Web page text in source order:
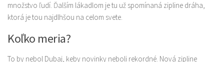
množstvo ľudí. Ďalším lákadlom je tu už spomínaná zipline dráha,
ktorá je tou najdlhšou na celom svete.
Koľko meria?
To by nebol Dubaj, keby novinky neboli rekordné. Nová zipline